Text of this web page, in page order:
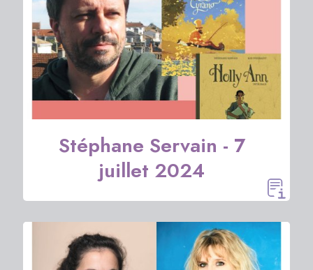
Stéphane Servain - 7
juillet 2024